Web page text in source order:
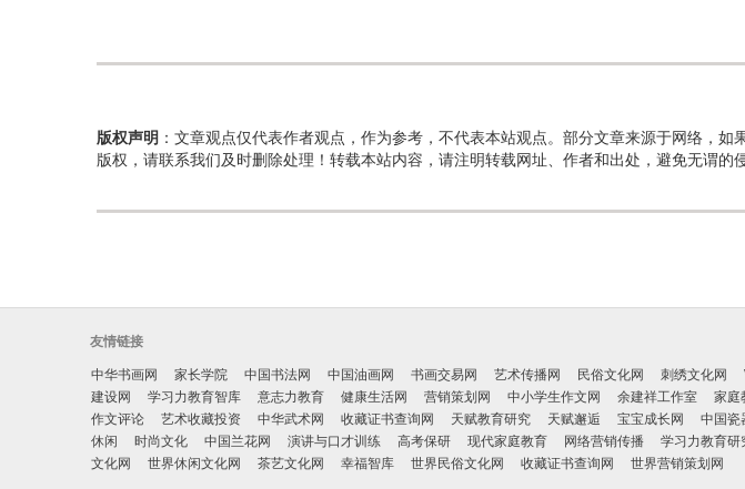
版权声明 ：文章观点仅代表作者观点，作为参考，不代表本站观点。部分文章来源于网络，如
版权，请联系我们及时删除处理！转载本站内容，请注明转载网址、作者和出处，避免无谓的
友情链接
中华书画网
家长学院 中国书法网 中国油画网 书画交易网 艺术传播网 民俗文化网 刺绣文化网
建设网
学习力教育智库 意志力教育 健康生活网 营销策划网 中小学生作文网 余建祥工作室 家庭
作文评论
艺术收藏投资 中华武术网 收藏证书查询网 天赋教育研究 天赋邂逅 宝宝成长网 中国瓷
休闲
时尚文化 中国兰花网 演讲与口才训练 高考保研 现代家庭教育 网络营销传播 学习力教育研
文化网
世界休闲文化网 茶艺文化网 幸福智库 世界民俗文化网 收藏证书查询网 世界营销策划网